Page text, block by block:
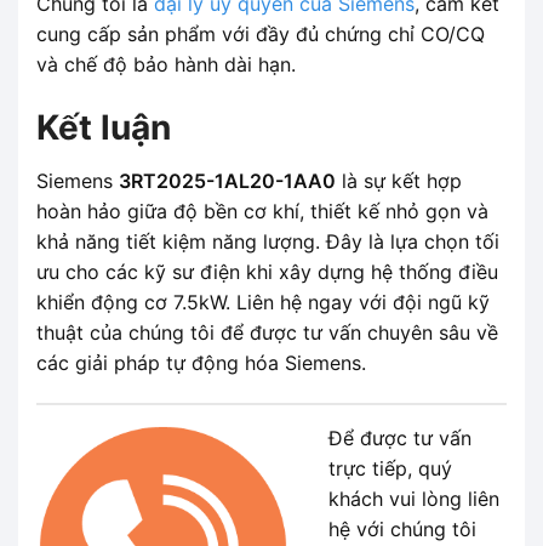
cung cấp sản phẩm với đầy đủ chứng chỉ CO/CQ
và chế độ bảo hành dài hạn.
Kết luận
Siemens 3RT2025-1AL20-1AA0 là sự kết hợp
hoàn hảo giữa độ bền cơ khí, thiết kế nhỏ gọn và
khả năng tiết kiệm năng lượng. Đây là lựa chọn tối
ưu cho các kỹ sư điện khi xây dựng hệ thống điều
khiển động cơ 7.5kW. Liên hệ ngay với đội ngũ kỹ
thuật của chúng tôi để được tư vấn chuyên sâu về
các giải pháp tự động hóa Siemens.
Để được tư vấn
trực tiếp, quý
khách vui lòng liên
hệ với chúng tôi